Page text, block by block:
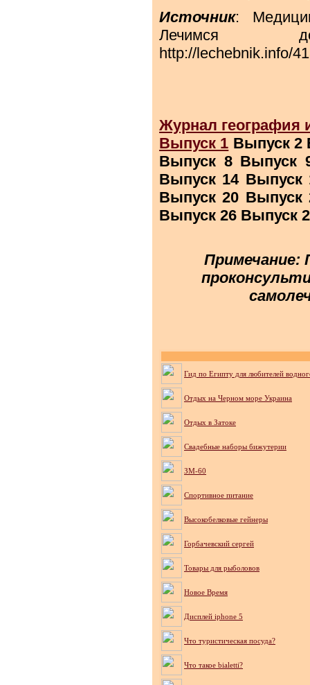
Источник:
Лечимся
http://lechebnik.info/
Журнал география
Выпуск 1 Выпуск 2
Выпуск 8 Выпуск
Выпуск 14 Выпуск
Выпуск 20 Выпуск
Выпуск 26 Выпуск
Примечание:
Гид по Египту для любителей
Отдых на Черном море Украина
Отдых в Затоке
Cвадебные наборы бижутерии
ЗМ-60
Спортивное питание
Высокобелковые гейнеры
Горбачевский сергей
Товары для рыболовов
Новое Время
Дисплей iphone 5
Что туристическая посуда?
Что такое bialetti?